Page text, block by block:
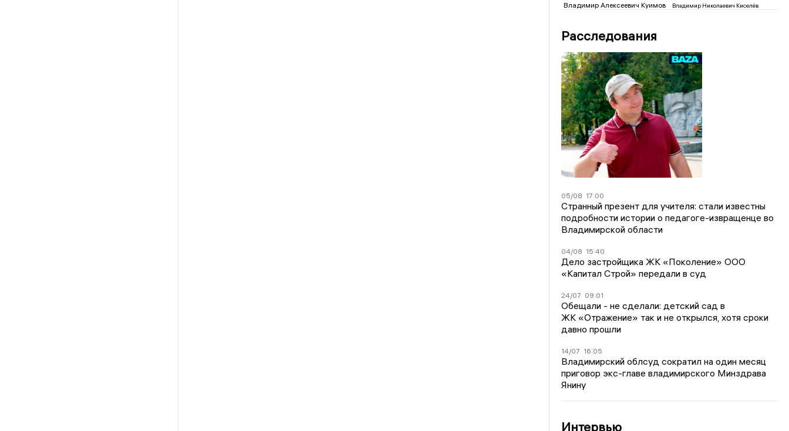
Владимир Алексеевич Куимов Владимир Николаевич Киселёв
Расследования
05/08 17:00
Странный презент для учителя: стали известны
подробности истории о педагоге-извращенце во
Владимирской области
04/08 15:40
Дело застройщика ЖК «Поколение» ООО
«Капитал Строй» передали в суд
24/07 09:01
Обещали - не сделали: детский сад в
ЖК «Отражение» так и не открылся, хотя сроки
давно прошли
14/07 16:05
Владимирский облсуд сократил на один месяц
приговор экс-главе владимирского Минздрава
Янину
Интервью